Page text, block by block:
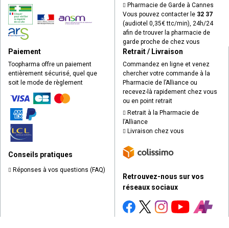
Pharmacie de Garde à Cannes
Vous pouvez contacter le 32 37
(audiotel 0,35€ ttc/min), 24h/24
afin de trouver la pharmacie de
garde proche de chez vous
Paiement
Toopharma offre un paiement
entièrement sécurisé, quel que
soit le mode de règlement
Conseils pratiques
Réponses à vos questions (FAQ)
Retrait / Livraison
Commandez en ligne et venez
chercher votre commande à la
Pharmacie de l’Alliance ou
recevez-là rapidement chez vous
ou en point retrait
Retrait à la Pharmacie de
l’Alliance
Livraison chez vous
Retrouvez-nous sur vos
réseaux sociaux